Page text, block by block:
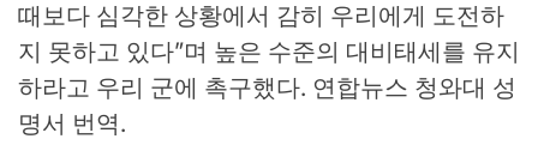
때보다 심각한 상황에서 감히 우리에게 도전하
지 못하고 있다”며 높은 수준의 대비태세를 유지
하라고 우리 군에 촉구했다. 연합뉴스 청와대 성
명서 번역.